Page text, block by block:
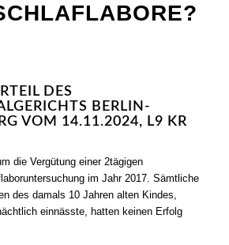
DES
BERLIN-
VOM 14.11.2024, L9 KR
die Vergütung einer 2tägigen
im Jahr 2017. Sämtliche
des damals 10 Jahren alten Kindes,
einnässte, hatten keinen Erfolg